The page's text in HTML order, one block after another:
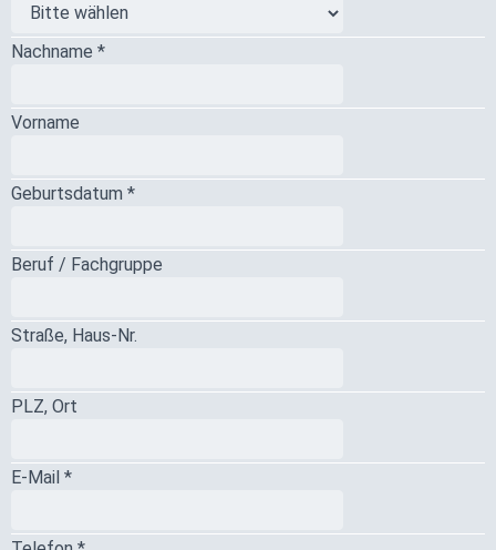
Nachname *
Vorname
Geburtsdatum *
Beruf / Fachgruppe
Straße, Haus-Nr.
PLZ, Ort
E-Mail *